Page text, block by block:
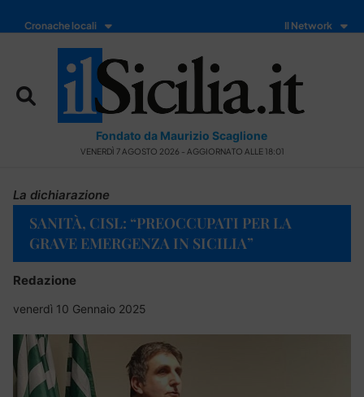
Cronache locali Il Network
Fondato da Maurizio Scaglione
VENERDÌ 7 AGOSTO 2026 - AGGIORNATO ALLE 18:01
La dichiarazione
SANITÀ, CISL: “PREOCCUPATI PER LA
GRAVE EMERGENZA IN SICILIA”
Redazione
venerdì 10 Gennaio 2025